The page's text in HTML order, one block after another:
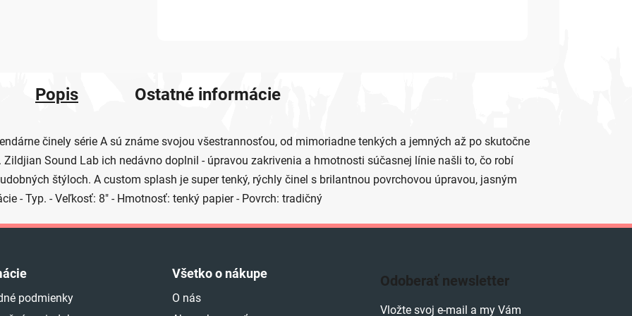
Popis Ostatné informácie
činely série A sú známe svojou všestrannosťou, od mimoriadne tenkých a jemných až po skutočne
Sound Lab ich nedávno doplnil - úpravou zakrivenia a hmotnosti súčasnej línie našli to, čo robí
štýloch. A custom splash je super tenký, rýchly činel s brilantnou povrchovou úpravou, jasným
- Typ. - Veľkosť: 8" - Hmotnosť: tenký papier - Povrch: tradičný
podmienky
Všetko o nákupe
O nás
Odoberať newsletter
Vložte svoj e-mail a my Vám